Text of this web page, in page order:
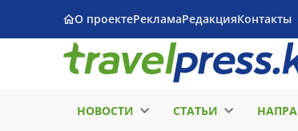
О проектеРекламаРедакцияКонтакты
НОВОСТИ СТАТЬИ